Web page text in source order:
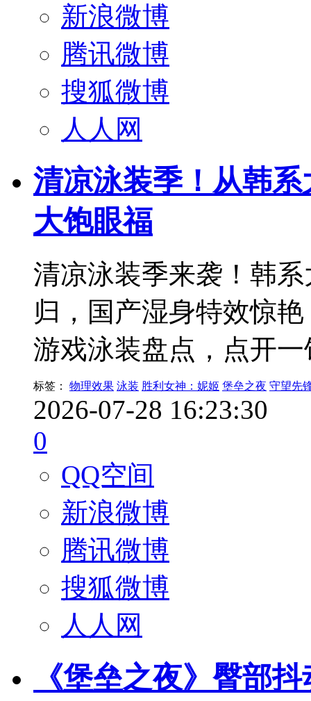
新浪微博
腾讯微博
搜狐微博
人人网
清凉泳装季！从韩
大饱眼福
清凉泳装季来袭！韩
归，国产湿身特效惊
游戏泳装盘点，点开
标签： 物理效果 泳装 胜利女神：妮姬 堡垒之夜 守望先
2026-07-28 16:23:30
0
QQ空间
新浪微博
腾讯微博
搜狐微博
人人网
《堡垒之夜》臀部